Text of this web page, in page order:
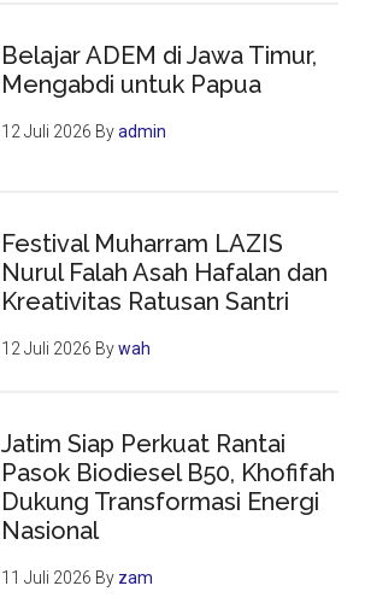
Belajar ADEM di Jawa Timur,
Mengabdi untuk Papua
12 Juli 2026 Byadmin
Festival Muharram LAZIS
Nurul Falah Asah Hafalan dan
Kreativitas Ratusan Santri
12 Juli 2026 Bywah
Jatim Siap Perkuat Rantai
Pasok Biodiesel B50, Khofifah
Dukung Transformasi Energi
Nasional
11 Juli 2026 By zam